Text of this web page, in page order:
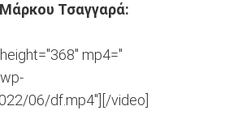
Τσαγγαρά:
mp4="
06/df.mp4"][/video]